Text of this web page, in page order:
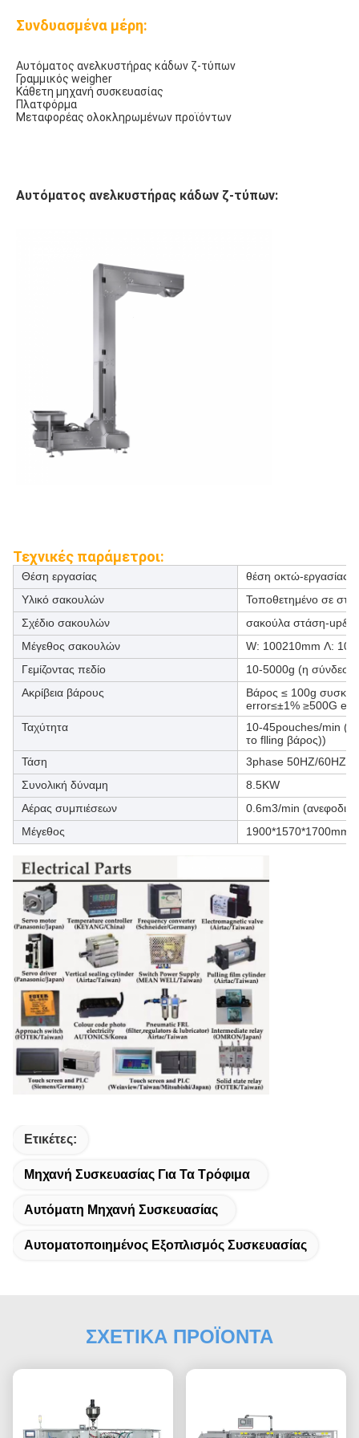
Συνδυασμένα μέρη:
Αυτόματος ανελκυστήρας κάδων ζ-τύπων
Γραμμικός weigher
Κάθετη μηχανή συσκευασίας
Πλατφόρμα
Μεταφορέας ολοκληρωμένων προϊόντων
Αυτόματος ανελκυστήρας κάδων ζ-τύπων:
Τεχνικές παράμετροι:
Θέση εργασίας
θέση οκτώ-εργασίας
Υλικό σακουλών
Τοποθετημένο σε
Σχέδιο σακουλών
σακούλα στάση-
Μέγεθος σακουλών
W: 100210mm Λ:
Γεμίζοντας πεδίο
10-5000g (η σύνδεση
Ακρίβεια βάρους
Βάρος ≤ 100g
error≤±1% ≥500G
Ταχύτητα
10-45pouches/min (η
το flling βάρος))
Τάση
3phase 50HZ/60HZ
Συνολική δύναμη
8.5KW
Αέρας συμπιέσεων
0.6m3/min
Μέγεθος
1900*1570*1700mm
Ετικέτες:
Μηχανή Συσκευασίας Για Τα Τρόφιμα
Αυτόματη Μηχανή Συσκευασίας
Αυτοματοποιημένος Εξοπλισμός Συσκευασίας
ΣΧΕΤΙΚΑ ΠΡΟΪΟΝΤΑ